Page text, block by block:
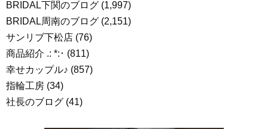
BRIDAL下関のブログ (1,997)
BRIDAL周南のブログ (2,151)
サンリブ下松店 (76)
商品紹介 .: *:･ (811)
幸せカップル♪ (857)
指輪工房 (34)
社長のブログ (41)